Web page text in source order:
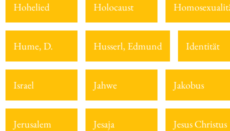
Hohelied Holocaust
Hume, D. Husserl, Edmund Identität
Israel Jahwe Jakobus
Jerusalem Jesaja Jesus Christus